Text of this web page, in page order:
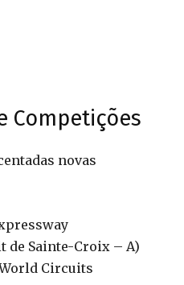
Competições
novas
de Sainte-Croix – A)
Circuits